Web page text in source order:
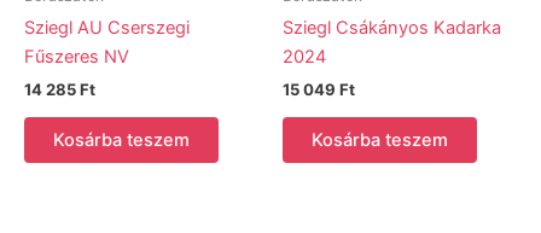
Sziegl AU Cserszegi
Fűszeres NV
14 285Ft
Kosárba teszem
Sziegl Csákányos Kadarka
2024
15 049 Ft
Kosárba teszem